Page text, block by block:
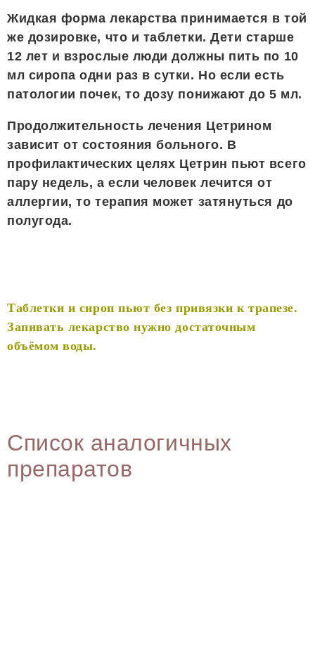
Жидкая форма лекарства принимается в той
же дозировке, что и таблетки. Дети старше
12 лет и взрослые люди должны пить по 10
мл сиропа одни раз в сутки. Но если есть
патологии почек, то дозу понижают до 5 мл.
Продолжительность лечения Цетрином
зависит от состояния больного. В
профилактических целях Цетрин пьют всего
пару недель, а если человек лечится от
аллергии, то терапия может затянуться до
полугода.
Таблетки и сироп пьют без привязки к трапезе.
Запивать лекарство нужно достаточным
объёмом воды.
Список аналогичных
препаратов